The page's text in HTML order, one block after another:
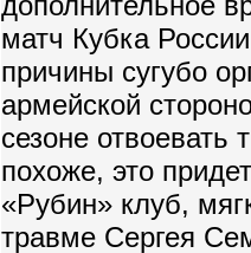
матч Кубка
причины сугубо
армейской
сезоне
похоже, это
«Рубин» клуб,
травме Сергея